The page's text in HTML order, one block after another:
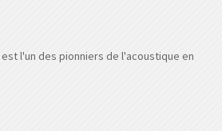
est l'un des pionniers de l'acoustique en